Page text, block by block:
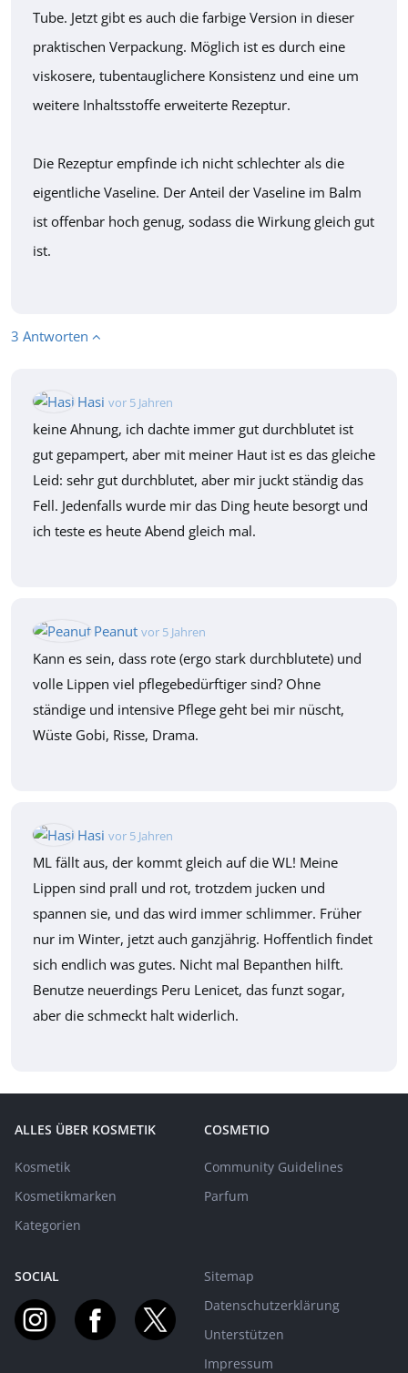
Tube. Jetzt gibt es auch die farbige Version in dieser
praktischen Verpackung. Möglich ist es durch eine
viskosere, tubentauglichere Konsistenz und eine um
weitere Inhaltsstoffe erweiterte Rezeptur.
Die Rezeptur empfinde ich nicht schlechter als die
eigentliche Vaseline. Der Anteil der Vaseline im Balm
ist offenbar hoch genug, sodass die Wirkung gleich gut
ist.
3 Antworten
Hasi vor 5 Jahren
keine Ahnung, ich dachte immer gut durchblutet ist
gut gepampert, aber mit meiner Haut ist es das gleiche
Leid: sehr gut durchblutet, aber mir juckt ständig das
Fell. Jedenfalls wurde mir das Ding heute besorgt und
ich teste es heute Abend gleich mal.
Peanut vor 5 Jahren
Kann es sein, dass rote (ergo stark durchblutete) und
volle Lippen viel pflegebedürftiger sind? Ohne
ständige und intensive Pflege geht bei mir nüscht,
Wüste Gobi, Risse, Drama.
Hasi vor 5 Jahren
ML fällt aus, der kommt gleich auf die WL! Meine
Lippen sind prall und rot, trotzdem jucken und
spannen sie, und das wird immer schlimmer. Früher
nur im Winter, jetzt auch ganzjährig. Hoffentlich findet
sich endlich was gutes. Nicht mal Bepanthen hilft.
Benutze neuerdings Peru Lenicet, das funzt sogar,
aber die schmeckt halt widerlich.
ALLES ÜBER KOSMETIK
Kosmetik
Kosmetikmarken
Kategorien
COSMETIO
Community Guidelines
Parfum
SOCIAL
Sitemap
Datenschutzerklärung
Unterstützen
Impressum